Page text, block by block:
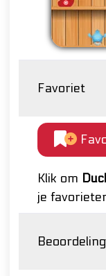
Favoriet
Klik om
je
Beoordeling